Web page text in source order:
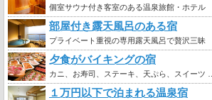
個室サウナ付き客室のある温泉旅館・ホテル
部屋付き露天風呂のある宿
プライベート重視の専用露天風呂で贅沢三昧
夕食がバイキングの宿
カニ、お寿司、ステーキ、天ぷら、スイーツ …
１万円以下で泊まれる温泉宿